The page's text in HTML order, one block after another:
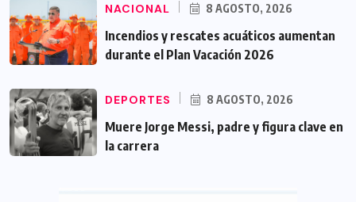
NACIONAL 8 AGOSTO, 2026
Incendios y rescates acuáticos aumentan
durante el Plan Vacación 2026
DEPORTES 8 AGOSTO, 2026
Muere Jorge Messi, padre y figura clave en
la carrera